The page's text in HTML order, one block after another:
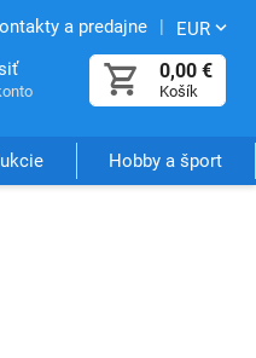
a predajne EUR
0,00 €
Košík
Hobby a šport